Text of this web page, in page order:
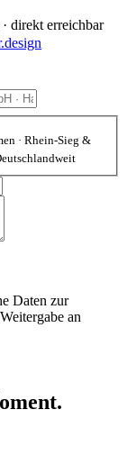
direkt erreichbar
· Rhein-Sieg &
Daten zur
an